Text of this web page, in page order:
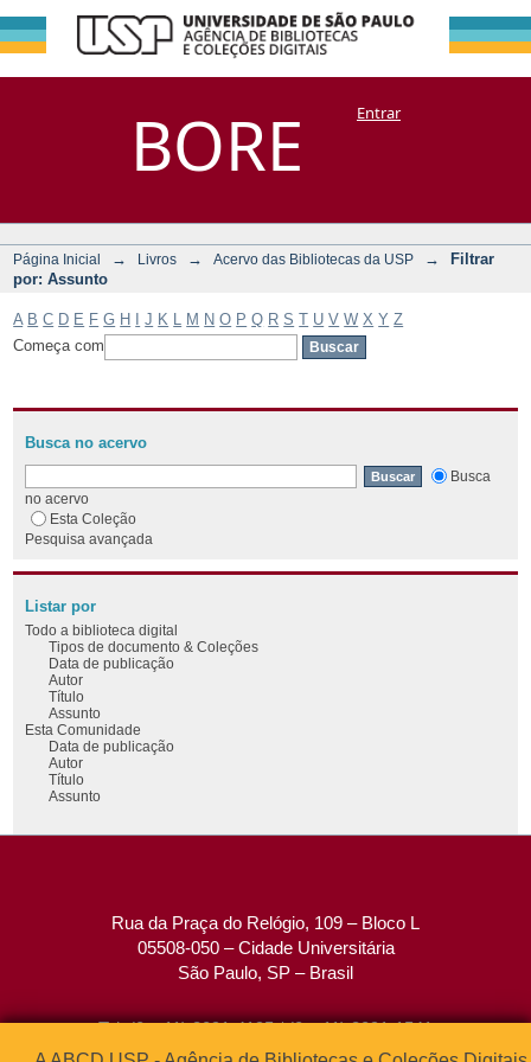
BORE
Filtrar por:
Assunto
DSpace/Manakin + CoriscoEntrar
Página Inicial → Livros → Acervo das Bibliotecas da USP →
Filtrar
por: Assunto
A B C D E F G H J K M N O P Q R S T U V W X Y Z
Começa com
Busca no acervo
Busca
no acervo
Esta Coleção
Pesquisa avançada
Listar por
Todo a biblioteca digital
Tipos de documento & Coleções
Data de publicação
Autor
Título
Assunto
Esta Comunidade
Data de publicação
Autor
Título
Assunto
Rua da Praça do Relógio, 109 – Bloco L
05508-050 – Cidade Universitária
São Paulo, SP – Brasil
Tel: (0xx11) 3091-4195 / (0xx11) 3091-1541
Fax: (0xx11) 3091-1567